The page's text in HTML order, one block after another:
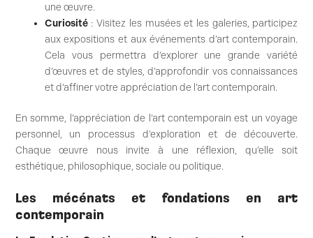
une œuvre.
Curiosité: Visitez les musées et les galeries, participez
aux expositions et aux événements d’art contemporain.
Cela vous permettra d’explorer une grande variété
d’œuvres et de styles, d’approfondir vos connaissances
et d’affiner votre appréciation de l’art contemporain.
En somme, l’appréciation de l’art contemporain est un voyage
personnel, un processus d’exploration et de découverte.
Chaque œuvre nous invite à une réflexion, qu’elle soit
esthétique, philosophique, sociale ou politique.
Les mécénats et fondations en art
contemporain